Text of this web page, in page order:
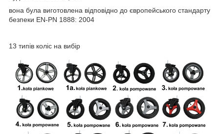
вона була виготовлена відповідно до європейського стандарту
безпеки EN-PN 1888: 2004
13 типів коліс на вибір